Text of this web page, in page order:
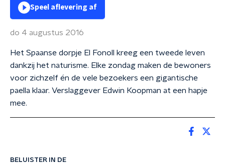
BELUISTER IN DE
Speel aflevering af
do 4 augustus 2016
Het Spaanse dorpje El Fonoll kreeg een tweede leven
dankzij het naturisme. Elke zondag maken de bewoners
voor zichzelf én de vele bezoekers een gigantische
paella klaar. Verslaggever Edwin Koopman at een hapje
mee.